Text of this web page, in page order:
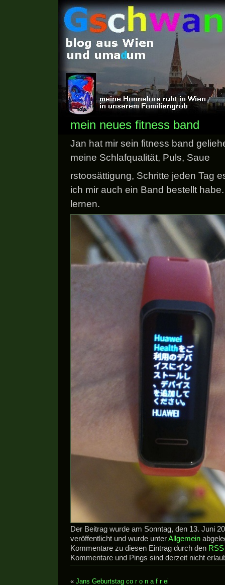
mein neues fitness band
Jan hat mir sein fitness band
meine Schlafqualität, Puls, Saue
rstoosättigung, Schritte jeden Tag
ich mir auch ein Band bestellt
lernen.
Der Beitrag wurde am Sonntag, den 13. Juni
veröffentlicht und wurde unterAllgemein
Kommentare zu diesen Eintrag durch den
Kommentare und Pings sind derzeit nicht
« Jans Geburtstag co r o n a f r ei